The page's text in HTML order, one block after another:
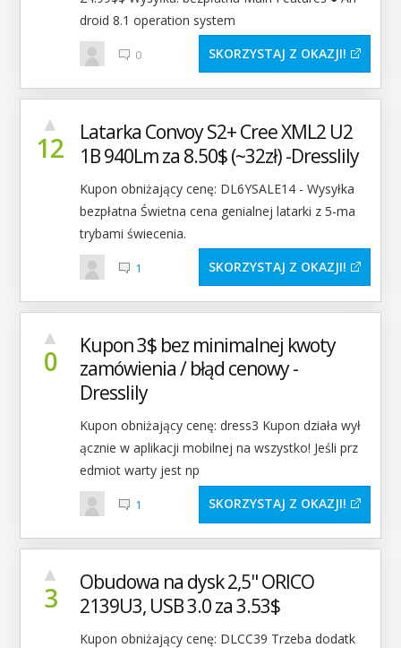
droid 8.1 operation system
0 SKORZYSTAJ Z OKAZJI
12
▲
Latarka Convoy S2+ Cree XML2 U2
1B 940Lm za 8.50$ (~32zł) -Dresslily
Kupon obniżający cenę: DL6YSALE14 - Wysyłka
bezpłatna Świetna cena genialnej latarki z 5-ma
trybami świecenia.
1 SKORZYSTAJ Z OKAZJI
0
▲
Kupon 3$ bez minimalnej kwoty
zamówienia / błąd cenowy -
Dresslily
Kupon obniżający cenę: dress3 Kupon działa wył
ącznie w aplikacji mobilnej na wszystko! Jeśli prz
edmiot warty jest np
1 SKORZYSTAJ Z OKAZJI
3
▲
Obudowa na dysk 2,5" ORICO
2139U3, USB 3.0 za 3.53$
Kupon obniżający cenę: DLCC39 Trzeba dodatk